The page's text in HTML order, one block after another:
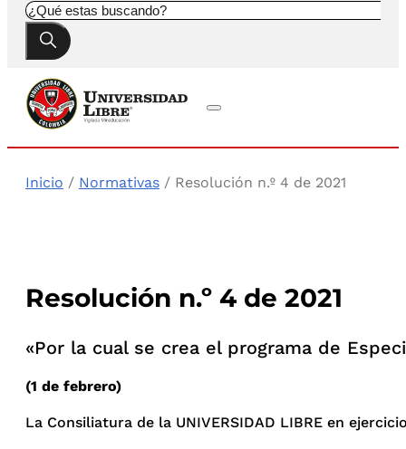
Buscar
Inicio / Normativas / Resolución n.º 4 de 2021
Resolución n.º 4 de 2021
«Por la cual se crea el programa de
(1 de febrero)
La Consiliatura de la UNIVERSIDAD LIBRE en